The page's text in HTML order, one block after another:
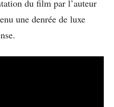
du film par l’auteur
une denrée de luxe